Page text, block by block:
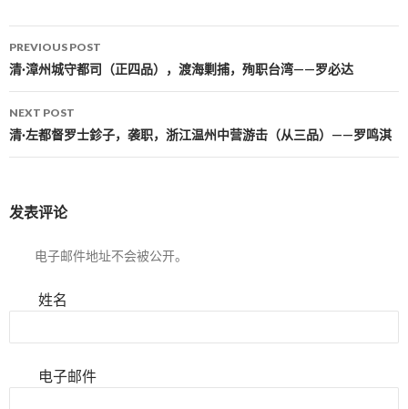
Post navigation
PREVIOUS POST
清·漳州城守都司（正四品），渡海剿捕，殉职台湾——罗必达
NEXT POST
清·左都督罗士鉁子，袭职，浙江温州中营游击（从三品）——罗鸣淇
发表评论
电子邮件地址不会被公开。
姓名
电子邮件